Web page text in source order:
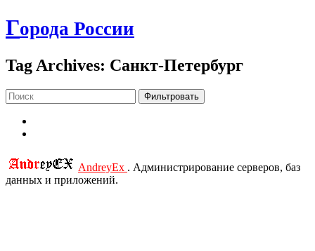
Города России
Tag Archives: Санкт-Петербург
Фильтровать
AndreyEx . Администрирование серверов, баз
данных и приложений.